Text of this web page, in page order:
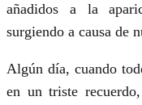
añadidos a la
surgiendo a causa de
Algún día, cuando
en un triste